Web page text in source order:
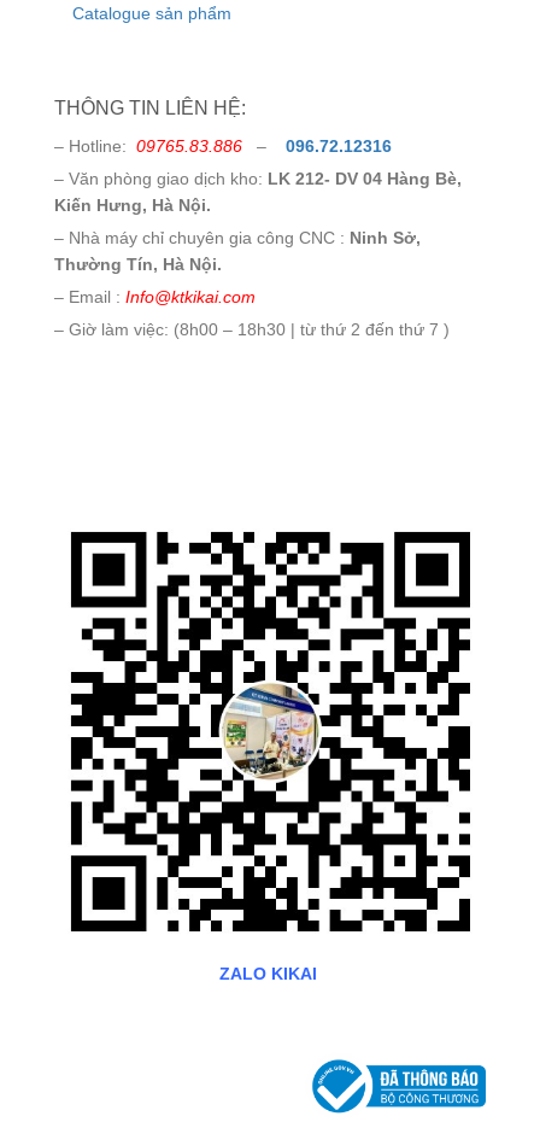
Catalogue sản phẩm
THÔNG TIN LIÊN HỆ:
– Hotline: 09765.83.886 – 096.72.12316
– Văn phòng giao dịch kho: LK 212- DV 04 Hàng Bè,
Kiến Hưng, Hà Nội.
– Nhà máy chỉ chuyên gia công CNC : Ninh Sở,
Thường Tín, Hà Nội.
– Email : Info@ktkikai.com
– Giờ làm việc: (8h00 – 18h30 | từ thứ 2 đến thứ 7 )
ZALO KIKAI